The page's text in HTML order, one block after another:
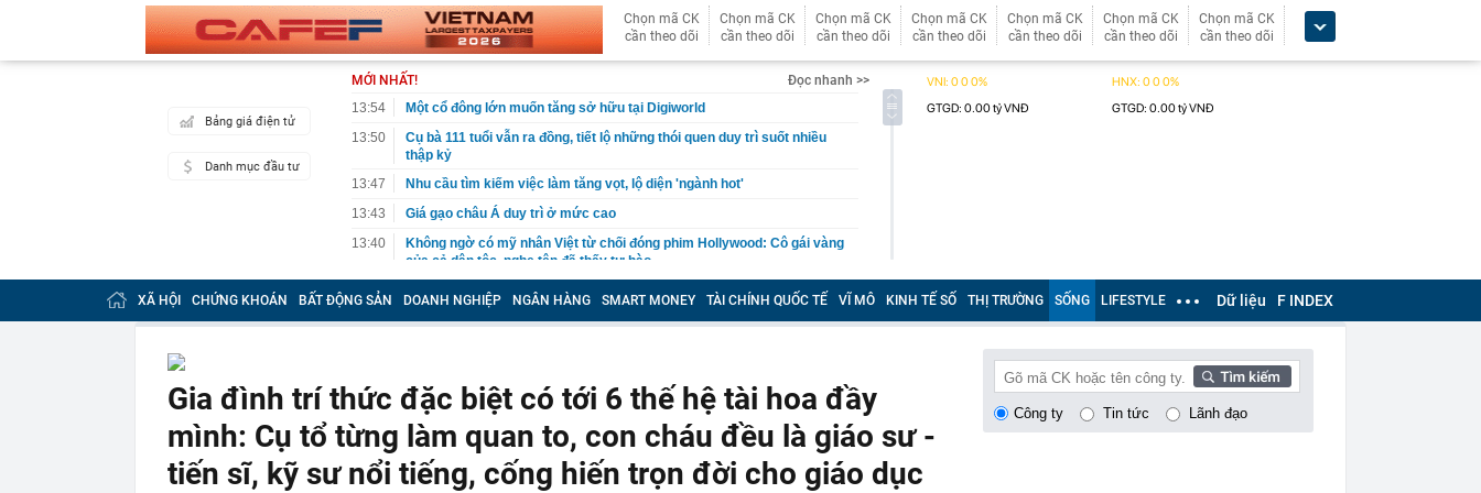
Chọn mã CK
cần theo dõi
Chọn mã CK
cần theo dõi
Chọn mã CK
cần theo dõi
Chọn mã CK
cần theo dõi
Chọn mã CK
cần theo dõi
Chọn mã CK
cần theo dõi
Chọn mã CK
cần theo dõi
Bảng giá điện tử
Danh mục đầu tư
MỚI NHẤT!
Đọc nhanh >>
13:54
Một cổ đông lớn muốn tăng sở hữu tại Digiworld
13:50
Cụ bà 111 tuổi vẫn ra đồng, tiết lộ những thói quen duy trì suốt nhiều
thập kỷ
13:47
Nhu cầu tìm kiếm việc làm tăng vọt, lộ diện 'ngành hot'
13:43
Giá gạo châu Á duy trì ở mức cao
13:40
Không ngờ có mỹ nhân Việt từ chối đóng phim Hollywood: Cô gái vàng
của cả dân tộc, nghe tên đã thấy tự hào
13:36
ĐBQH: Mở rộng hoạt động của ngân hàng cần phòng ngừa tình trạng
'bia kèm lạc'
13:19
Vì sao ngày càng nhiều gia đình không còn xây tường rào kín mít? 2
cách làm vừa thoáng vừa riêng tư đang dần trở thành xu hướng mới
13:13
Bảo Tín Mạnh Hải: Có 7 giao dịch nhận đặt cọc vàng miếng là do bị
rách vỏ bao bì, phải chuyển đến SJC để đóng lại
13:12
Nhận cuộc gọi yêu cầu chuyển khoản nộp phí quyền sử dụng đất,
XÃ HỘI CHỨNG KHOÁN BẤT ĐỘNG SẢN DOANH NGHIỆP NGÂN HÀNG SMART MONEY TÀI CHÍNH QUỐC TẾ VĨ MÔ KINH TẾ SỐ THỊ TRƯỜNG SỐNG LIFESTYLE Dữ liệu F INDEX
Gia đình trí thức đặc biệt có tới 6 thế hệ tài hoa đầy
mình: Cụ tổ từng làm quan to, con cháu đều là giáo sư -
tiến sĩ, kỹ sư nổi tiếng, cống hiến trọn đời cho giáo dục
Công ty Tin tức Lãnh đạo